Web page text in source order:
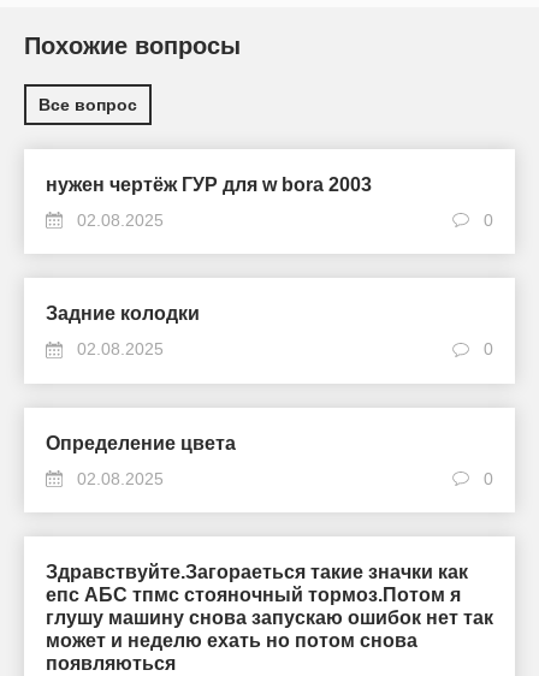
Похожие вопросы
Все вопрос
нужен чертёж ГУР для w bora 2003
02.08.2025 0
Задние колодки
02.08.2025 0
Определение цвета
02.08.2025 0
Здравствуйте.Загораеться такие значки как
епс АБС тпмс стояночный тормоз.Потом я
глушу машину снова запускаю ошибок нет так
может и неделю ехать но потом снова
появляються